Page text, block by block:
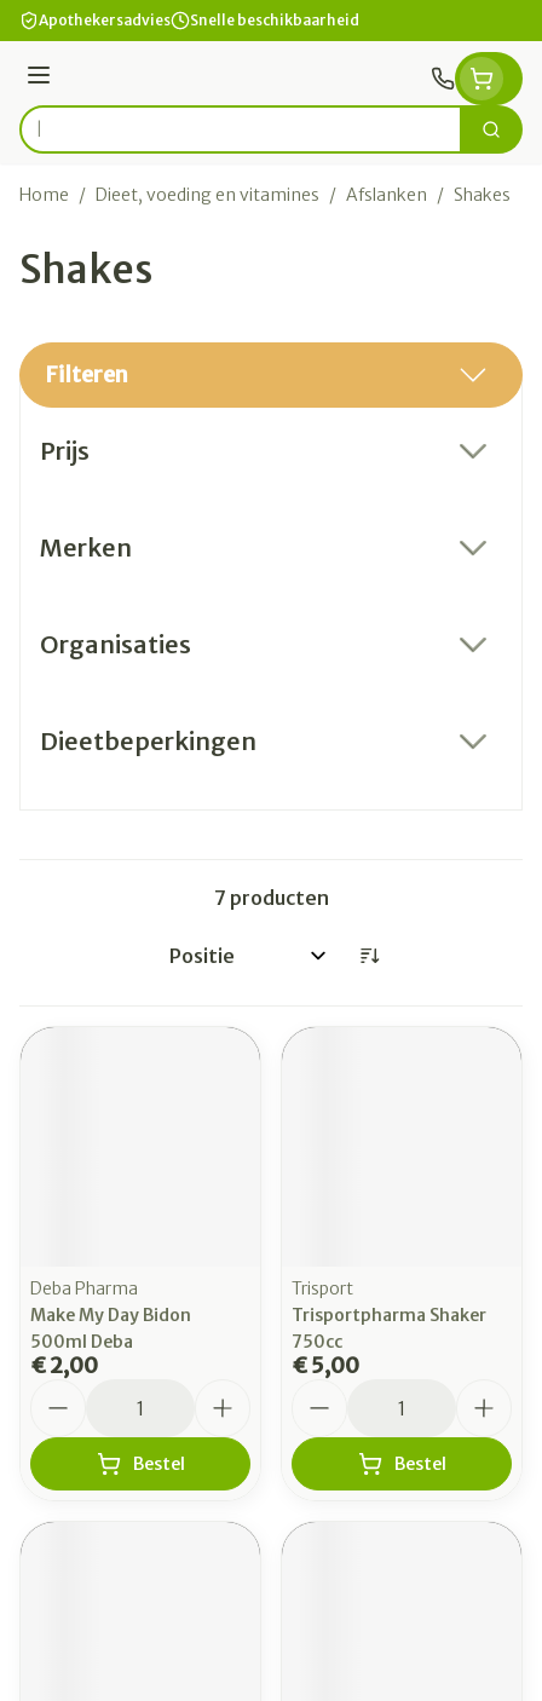
Ga naar de inhoud
Apothekersadvies Snelle beschikbaarheid
Menu
Product, merk, categorie... Zoek
Home / Dieet, voeding en vitamines / Afslanken / Shakes
Shakes
Filteren
Prijs
Merken
Organisaties
Dieetbeperkingen
7 producten
Sorteer op:
Deba Pharma
Make My Day Bidon
500ml Deba
€ 2,00
Bestel
Trisport
Trisportpharma Shaker
750cc
€ 5,00
Bestel